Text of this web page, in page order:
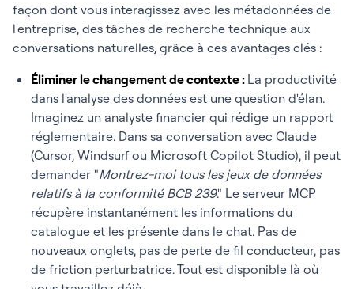
façon dont vous interagissez avec les métadonnées de
l'entreprise, des tâches de recherche technique aux
conversations naturelles, grâce à ces avantages clés :
Éliminer le changement de contexte : La productivité
dans l'analyse des données est une question d'élan.
Imaginez un analyste financier qui rédige un rapport
réglementaire. Dans sa conversation avec Claude
(Cursor, Windsurf ou Microsoft Copilot Studio), il peut
demander "Montrez-moi tous les jeux de données
relatifs à la conformité BCB 239." Le serveur MCP
récupère instantanément les informations du
catalogue et les présente dans le chat. Pas de
nouveaux onglets, pas de perte de fil conducteur, pas
de friction perturbatrice. Tout est disponible là où